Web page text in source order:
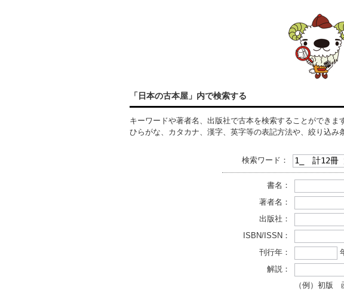
札後48時間以内にご連絡がない場
合、5日以内にご入金いただけな
い場合はご購入を取り消させて頂
く場合があります。 ■I■同梱発送
商品説明や注意事
る内容に関する返
切お応え出来ません。 ■I■
の取引について■I■
込を確認した翌日
が、土・日・祝日
ませんのでご了承く
い場合はご購入を
く場合があります。 ■I■同梱発
について■I■ 同梱
「日本の古本屋」内で検索する
キーワードや著者名、出版社で古本を検索することができま
ひらがな、カタカナ、漢字、英字等の表記方法や、絞り込み
検索ワード：
書名：
著者名：
出版社：
ISBN/ISSN：
刊行年：
解説：
（例）初